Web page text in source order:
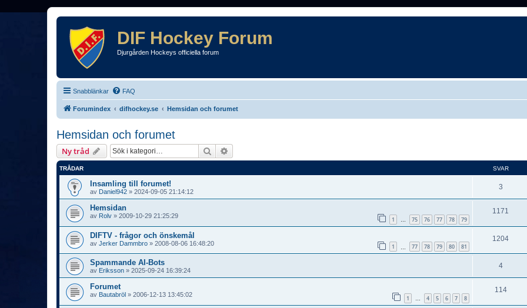
DIF Hockey Forum
Djurgården Hockeys officiella forum
Snabblänkar FAQ
Forumindex difhockey.se Hemsidan och forumet
Hemsidan och forumet
Ny tråd Sök
TRÅDAR SVAR
Insamling till forumet!
av Daniel942 » 2024-09-05 21:14:12
3
Hemsidan
av Rolv » 2009-10-29 21:25:29 1 … 75 76 77 78 79
1171
DIFTV - frågor och önskemål
av Jerker Dammbro » 2008-08-06 16:48:20 1 77 78 79 80 81
1204
Spammande AI-Bots
av Eriksson » 2025-09-24 16:39:24
4
Forumet
av Bautabröl » 2006-12-13 13:45:02 1 … 4 5 6 7 8
114